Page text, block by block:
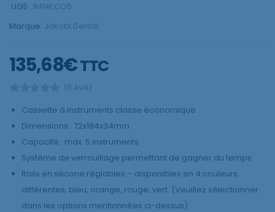
UGS : IM14ECO5
Marque: Jakobi Dental
135,68€TTC
(0 Avis)
Cassette à instruments classe économique
Dimensions : 72x184x34mm
Capacité : max. 5 instruments
Système de verrouillage permettant de gagner du temps
Rails en silicone réglables – disponibles en 4 couleurs
différentes, bleu, orange, rouge, vert. (Veuillez sélectionner
dans les options mentionnées ci-dessus)